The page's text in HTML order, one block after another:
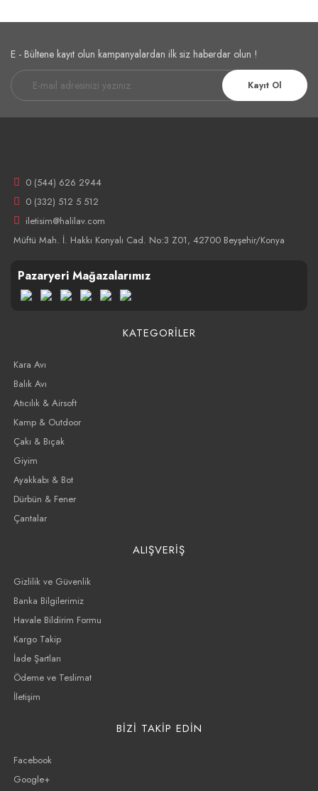
E - Bültene kayıt olun kampanyalardan ilk siz haberdar olun !
Kayıt Ol
0 (544) 626 2944
0 (332) 512 5 512
iletisim@halilav.com
Müftü Mah. İ. Hakkı Konyalı Cad. No:3 Z01, 42700 Beyşehir/Konya
Pazaryeri Mağazalarımız
KATEGORİLER
Kara Avı
Balık Avı
Atıcılık & Airsoft
Kamp & Outdoor
Çakı & Bıçak
Giyim
Ayakkabı & Bot
Dürbün & Fener
Çantalar
ALIŞVERİŞ
Gizlilik ve Güvenlik
Banka Bilgilerimiz
Havale Bildirim Formu
Kargo Takip
İade Şartları
Ödeme ve Teslimat
İletişim
BİZİ TAKİP EDİN
Facebook
Google+